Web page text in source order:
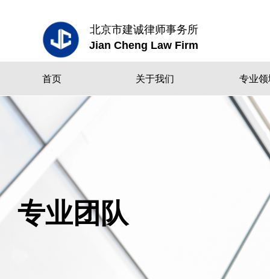
北京市建诚律师事务所
Jian Cheng Law Firm
首页 关于我们 专业领
专业团队